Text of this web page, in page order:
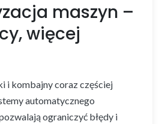
maszyn –
więcej
i kombajny coraz częściej
automatycznego
ograniczyć błędy i